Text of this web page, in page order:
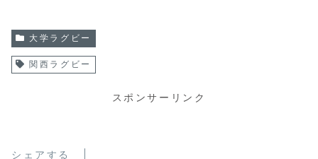
大学ラグビー
関西ラグビー
スポンサーリンク
シェアする